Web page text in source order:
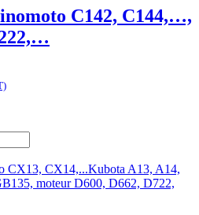
C142, C144,…,